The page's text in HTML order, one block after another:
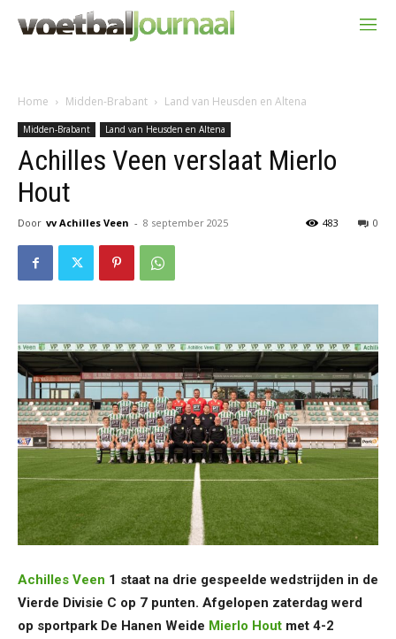
Home Midden-Brabant Land van Heusden en Altena
Midden-Brabant Land van Heusden en Altena
Achilles Veen verslaat Mierlo
Hout
Door vv Achilles Veen - 8 september 2025 0
483
Achilles Veen 1 staat na drie gespeelde wedstrijden in de
Vierde Divisie C op 7 punten. Afgelopen zaterdag werd
op sportpark De Hanen Weide Mierlo Hout met 4-2